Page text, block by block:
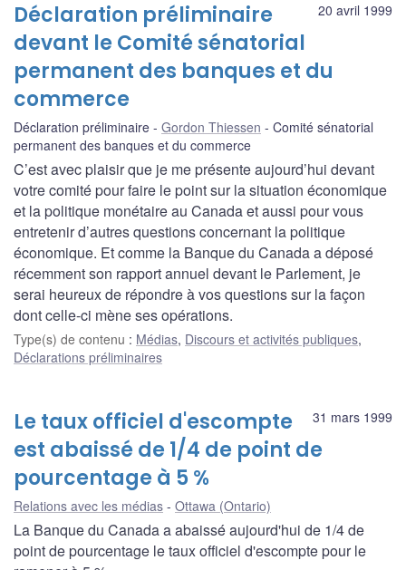
20 avril 1999
Déclaration préliminaire
devant le Comité sénatorial
permanent des banques et du
commerce
Déclaration préliminaire Gordon Thiessen
Comité sénatorial
permanent des banques et du commerce
C’est avec plaisir que je me présente aujourd’hui devant
votre comité pour faire le point sur la situation économique
et la politique monétaire au Canada et aussi pour vous
entretenir d’autres questions concernant la politique
économique. Et comme la Banque du Canada a déposé
récemment son rapport annuel devant le Parlement, je
serai heureux de répondre à vos questions sur la façon
dont celle-ci mène ses opérations.
Type(s) de contenu : Médias, Discours et activités publiques,
Déclarations préliminaires
31 mars 1999
Le taux officiel d'escompte
est abaissé de 1/4 de point de
pourcentage à 5 %
Relations avec les médias Ottawa (Ontario)
La Banque du Canada a abaissé aujourd'hui de 1/4 de
point de pourcentage le taux officiel d'escompte pour le